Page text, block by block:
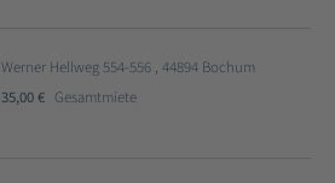
Werner Hellweg 554-556 , 44894 Bochum
35,00 € Gesamtmiete